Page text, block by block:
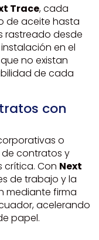
Trace, cada
de aceite hasta
rastreado desde
en el
no existan
de cada
con
o
contratos y
crítica. Con Next
de trabajo y la
mediante firma
acelerando
papel.